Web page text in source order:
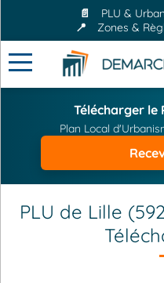
📄
PLU &
📍
Zones &
Télécharger le
Plan Local
PLU de Lille